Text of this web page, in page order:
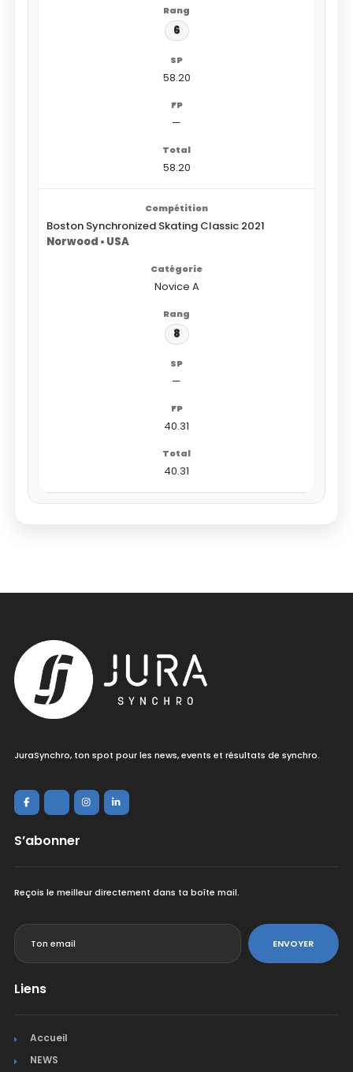
6
58.20
—
58.20
Boston Synchronized Skating Classic 2021
Norwood • USA
Novice A
8
—
40.31
40.31
JuraSynchro, ton spot pour les news, events et résultats de synchro.
S’abonner
Reçois le meilleur directement dans ta boîte mail.
ENVOYER
Liens
Accueil
NEWS